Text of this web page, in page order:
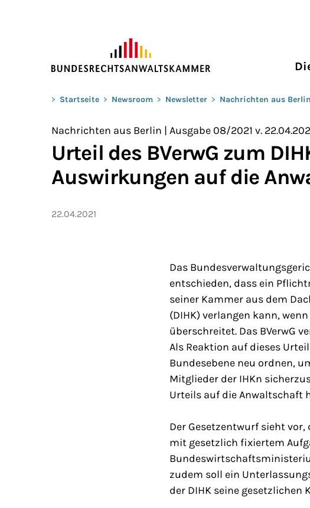
Sie befinden sich hier:
> Startseite > Newsroom > Newsletter > Nachrichten aus Berlin
Nachrichten aus Berlin | Ausgabe 08/2021 v.
Urteil des BVerwG zum
Auswirkungen auf die
22.04.2021
Das
entschieden, dass ein
seiner Kammer aus dem
(DIHK) verlangen kann,
überschreitet. Das BVerwG
Als Reaktion auf dieses
Bundesebene neu ordnen,
Mitglieder der IHKn
Urteils auf die Anwaltschaft
Der Gesetzentwurf sieht vor,
mit gesetzlich fixiertem
zudem soll ein
der DIHK seine